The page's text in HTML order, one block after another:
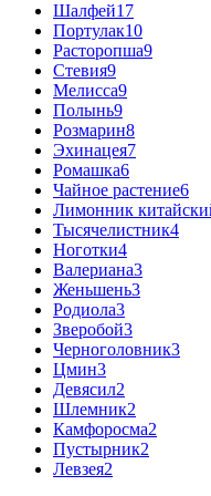
Шалфей17
Портулак10
Расторопша9
Стевия9
Мелисса9
Полынь9
Розмарин8
Эхинацея7
Ромашка6
Чайное растение6
Лимонник
Тысячелистник4
Ноготки4
Валериана3
Женьшень3
Родиола3
Зверобой3
Черноголовник3
Цмин3
Девясил2
Шлемник2
Камфоросма2
Пустырник2
Левзея2